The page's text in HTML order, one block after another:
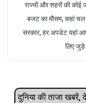
राज्यों और शहरों की कोई
बजट का मौसम, कहां चल
सरकार, हर अपडेट यहां
लिए जुड़े
दुनिया की ताजा खबरें,